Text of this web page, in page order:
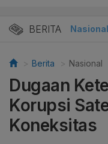
BERITA Nasional
Berita Nasional
Dugaan
Korupsi
Koneksitas